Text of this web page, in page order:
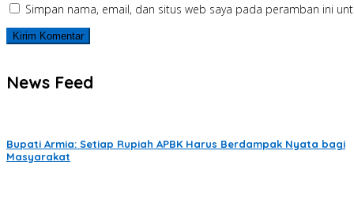
Simpan nama, email, dan situs web saya pada peramban ini
News Feed
Bupati Armia: Setiap Rupiah APBK Harus Berdampak Nyata bagi
Masyarakat